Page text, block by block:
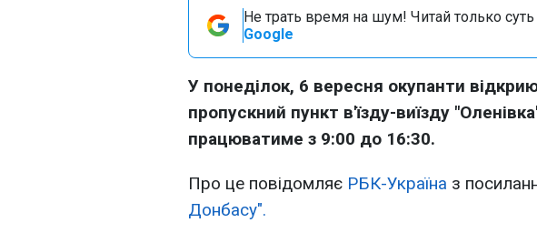
Не трать время на шум! Читай только суть
Google
У понеділок, 6 вересня окупанти
пропускний пункт в'їзду-виїзду
працюватиме з 9:00 до 16:30.
Про це повідомляє РБК-Україна з
Донбасу".